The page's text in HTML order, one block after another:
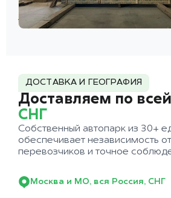
ДОСТАВКА И ГЕОГРАФИЯ
Доставляем по всей
СНГ
Собственный автопарк из 30+
обеспечивает независимость
перевозчиков и точное
Москва и МО, вся Россия, СНГ